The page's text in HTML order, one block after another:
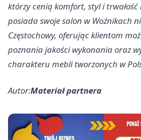
którzy cenią komfort, styl i
posiada swoje salon w Woźnikach
Częstochowy, oferując klientom
poznania jakości wykonania oraz
charakteru mebli tworzonych w
Autor:Materiał partnera